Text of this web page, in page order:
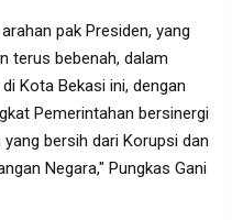
pak Presiden, yang
terus bebenah, dalam
Kota Bekasi ini, dengan
Pemerintahan bersinergi
bersih dari Korupsi dan
Negara," Pungkas Gani